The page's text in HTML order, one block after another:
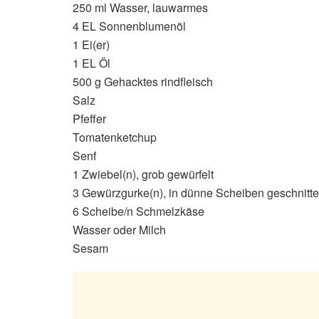
250 ml Wasser, lauwarmes
4 EL Sonnenblumenöl
1 Ei(er)
1 EL Öl
500 g Gehacktes rindfleisch
Salz
Pfeffer
Tomatenketchup
Senf
1 Zwiebel(n), grob gewürfelt
3 Gewürzgurke(n), in dünne Scheiben
6 Scheibe/n Schmelzkäse
Wasser oder Milch
Sesam